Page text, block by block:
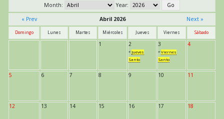
Month:
Year:
« Prev
Abril 2026 Next »
Domingo Lunes Martes Miércoles Jueves Viernes Sábado
1 2
* Jueves
Santo
3
* Viernes
Santo
4
5 6 7 8 9 10 11
12 13 14 15 16 17 18